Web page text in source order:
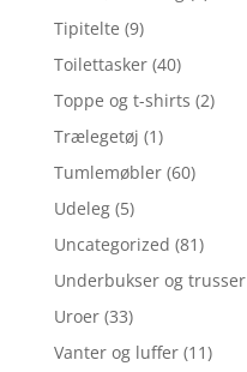
Tipitelte (9)
Toilettasker (40)
Toppe og t-shirts (2)
Trælegetøj (1)
Tumlemøbler (60)
Udeleg (5)
Uncategorized (81)
Underbukser og trusser
Uroer (33)
Vanter og luffer (11)